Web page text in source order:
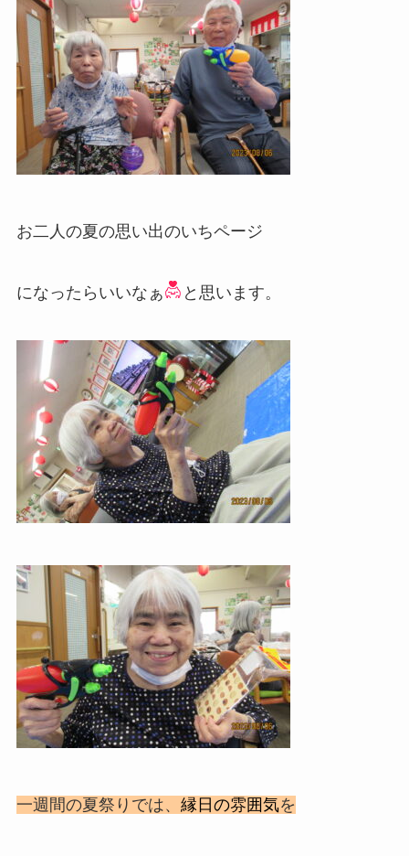
お二人の夏の思い出のいちページ
になったらいいなぁ と思います。
一週間の夏祭りでは、 縁日の雰囲気を